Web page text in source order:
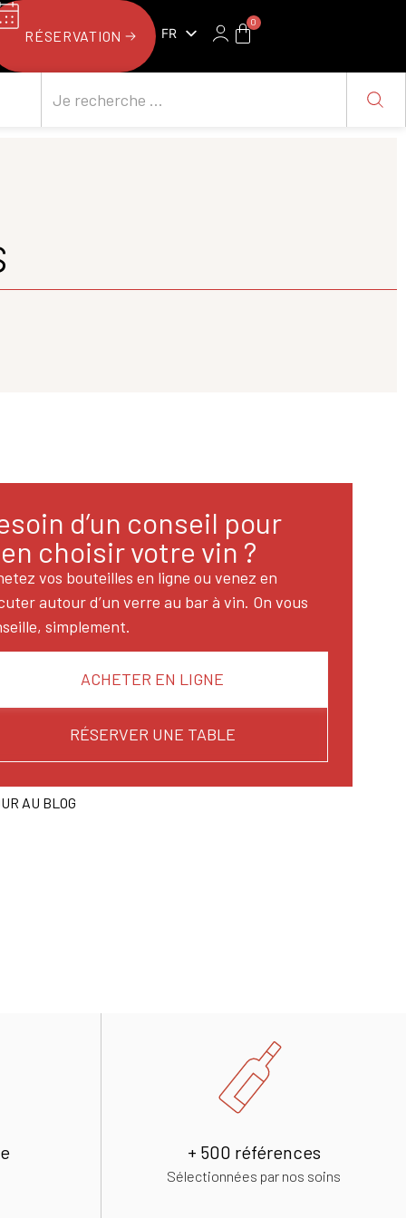
RÉSERVATION FR
NL
0
d’un conseil pour
choisir votre vin ?
vos bouteilles en ligne ou venez en
autour d’un verre au bar à vin. On vous
simplement.
ACHETER EN LIGNE
RÉSERVER UNE TABLE
AU BLOG
+ 500 références
Sélectionnées par nos soins